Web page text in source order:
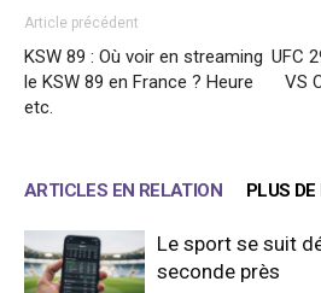
Article précédent
KSW 89 : Où voir en streaming
le KSW 89 en France ? Heure
etc.
UFC
VS
ARTICLES EN RELATION PLUS
Le sport se suit
seconde près